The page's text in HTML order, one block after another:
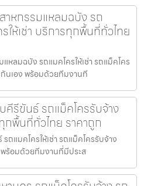
าหกรรมแหลมฉบัง รถ
ให้เช่า บริการทุกพื้นที่ทั่วไทย
หลมฉบัง รถแมคโครให้เช่า รถแม็คโคร
กันเอง พร้อมด้วยทีมงานที
คีรีขันธ์ รถแม็คโครรับจ้าง
กพื้นที่ทั่วไทย ราคาถูก
ถแมคโครให้เช่า รถแม็คโครรับจ้าง
พร้อมด้วยทีมงานที่มีประส